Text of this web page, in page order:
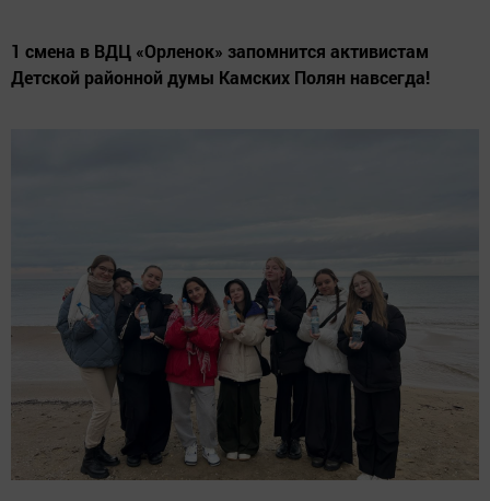
1 смена в ВДЦ «Орленок» запомнится активистам
Детской районной думы Камских Полян навсегда!